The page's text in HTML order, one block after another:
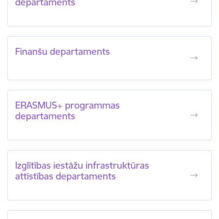
Finanšu departaments
ERASMUS+ programmas
departaments
Izglītības iestāžu infrastruktūras
attīstības departaments